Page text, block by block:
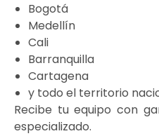
Bogotá
Medellín
Cali
Barranquilla
Cartagena
y todo el territorio
Recibe tu equipo con
especializado.